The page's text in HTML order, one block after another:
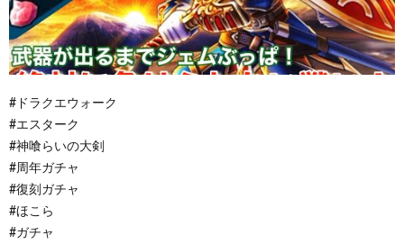
#ドラクエウォーク
#エスターク
#神喰らいの大剣
#周年ガチャ
#復刻ガチャ
#ほこら
#ガチャ